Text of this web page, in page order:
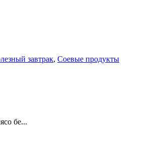
завтрак, Соевые продукты
бе...